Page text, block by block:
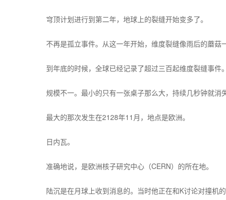
穹顶计划进行到第二年，地球上的裂缝开始变多了。
不再是孤立事件。从这一年开始，维度裂缝像雨后的蘑
到年底的时候，全球已经记录了超过三百起维度裂缝事件。
规模不一。最小的只有一张桌子那么大，持续几秒钟就
最大的那次发生在2128年11月，地点是欧洲。
日内瓦。
准确地说，是欧洲核子研究中心（CERN）的所在地。
陆沉是在月球上收到消息的。当时他正在和K讨论对撞机